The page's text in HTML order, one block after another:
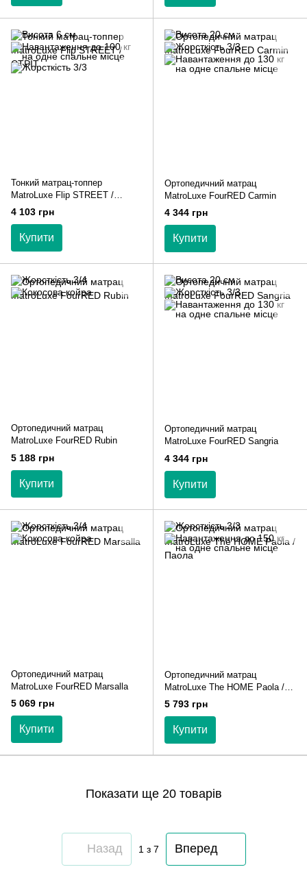
Тонкий матрац-топпер
MatroLuxe Flip STREET /
СТРІТ
4 103 грн
Купити
Ортопедичний матрац
MatroLuxe FourRED Carmin
4 344 грн
Купити
Ортопедичний матрац
MatroLuxe FourRED Rubin
5 188 грн
Купити
Ортопедичний матрац
MatroLuxe FourRED Sangria
4 344 грн
Купити
Ортопедичний матрац
MatroLuxe FourRED Marsalla
5 069 грн
Купити
Ортопедичний матрац
MatroLuxe The HOME Paola /
Паола
5 793 грн
Купити
Показати ще 20 товарів
Назад 1 з 7 Вперед